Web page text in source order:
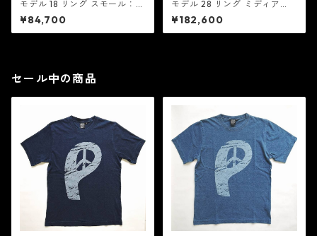
モデル 18 リング スモール：G
ood Art HLYWD グッド アー
ト ハリウッド
¥84,700
モデル 28 リング ミディア
ム：Good Art HLYWD グッド
アート ハリウッド
¥182,600
セール中の商品